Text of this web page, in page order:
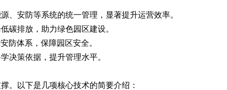
、安防等系统的统一管理，显著提升运营效率。
碳排放，助力绿色园区建设。
防体系，保障园区安全。
决策依据，提升管理水平。
。以下是几项核心技术的简要介绍：